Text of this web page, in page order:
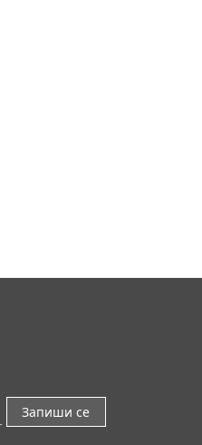
Запиши се